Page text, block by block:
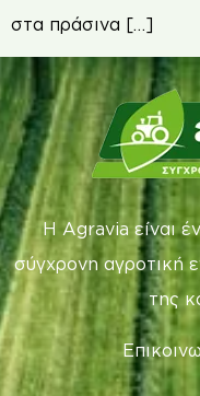
στα πράσινα […]
Η Agravia είναι
σύγχρονη αγροτική
της